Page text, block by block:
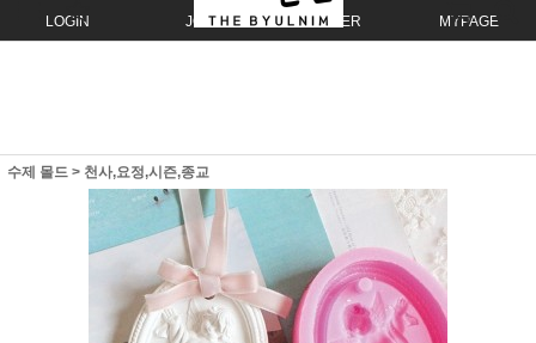
LOGIN JOIN ORDER MYPAGE
수제 몰드 > 천사,요정,시즌,종교